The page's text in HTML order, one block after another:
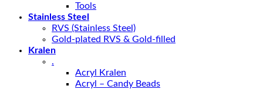
Tools
Stainless Steel
RVS (Stainless Steel)
Gold-plated RVS & Gold-filled
Kralen
.
Acryl Kralen
Acryl – Candy Beads